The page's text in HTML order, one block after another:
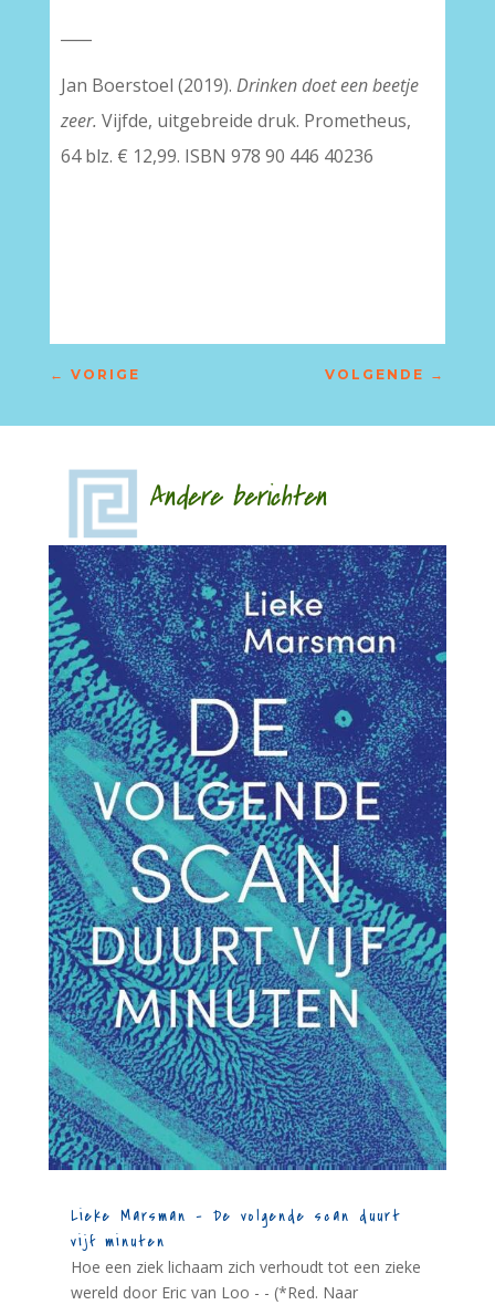
Jan Boerstoel (2019). Drinken doet een beetje
zeer. Vijfde, uitgebreide druk. Prometheus,
64 blz. € 12,99. ISBN 978 90 446 40236
← VORIGE VOLGENDE →
Andere berichten
Lieke Marsman – De volgende scan duurt
vijf minuten
Hoe een ziek lichaam zich verhoudt tot een zieke
wereld door Eric van Loo - - (*Red. Naar